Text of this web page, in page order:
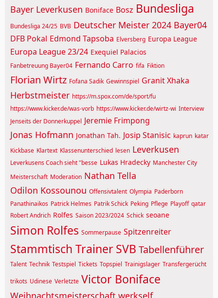
Bayer Leverkusen Boniface Bosz Bundesliga
Bundesliga 24/25 BVB Deutscher Meister 2024 Bayer04
DFB Pokal Edmond Tapsoba Elversberg Europa League
Europa League 23/24 Exequiel Palacios
Fanbetreuung Bayer04 Fernando Carro fifa Fiktion
Florian Wirtz Fofana Sadik Gewinnspiel Granit Xhaka
Herbstmeister https://m.spox.com/de/sport/fu
https://www.kicker.de/was-vorb https://www.kicker.de/wirtz-wi Interview
Jenseits der Donnerkuppel Jeremie Frimpong
Jonas Hofmann Jonathan Tah. Josip Stanisic kaprun katar
Kickbase Klartext Klassenunterschied lesen Leverkusen
Leverkusens Coach sieht "besse Lukas Hradecky Manchester City
Meisterschaft Moderation Nathan Tella
Odilon Kossounou Offensivtalent Olympia Paderborn
Panathinaikos Patrick Helmes Patrik Schick Peking Pflege Playoff qatar
Robert Andrich Rolfes Saison 2023/2024 Schick seoane
Simon Rolfes Sommerpause Spitzenreiter
Stammtisch Trainer SVB Tabellenführer
Talent Technik Testspiel Tickets Topspiel Trainigslager Transfergerücht
trikots Udinese Verletzte Victor Boniface
Weihnachtsmeisterschaft werkself